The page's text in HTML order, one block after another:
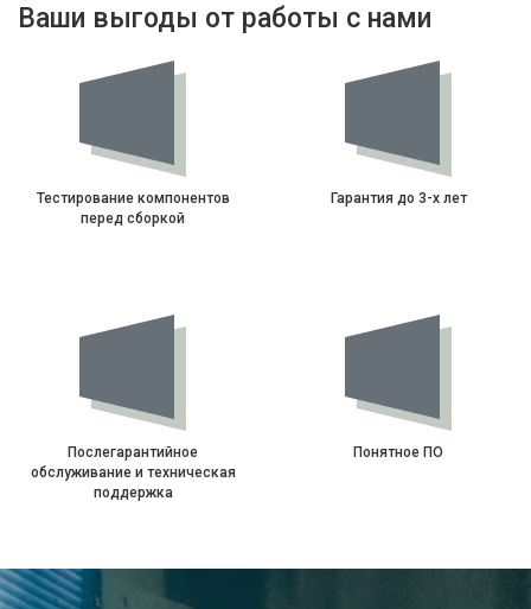
Ваши выгоды от работы с нами
Тестирование компонентов
перед сборкой
Гарантия до 3-х лет
Послегарантийное
обслуживание и техническая
поддержка
Понятное ПО